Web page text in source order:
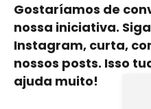
​Gostaríamos de
nossa iniciativa.
Instagram, curta,
nossos posts. Isso
ajuda muito!